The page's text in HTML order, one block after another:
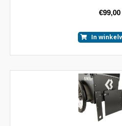
€99,00
In